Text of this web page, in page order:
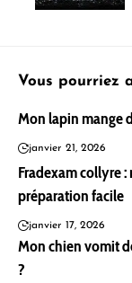
Vous pourriez
Mon lapin mange
janvier 21, 2026
Fradexam collyre
préparation facile
janvier 17, 2026
Mon chien vomit
?